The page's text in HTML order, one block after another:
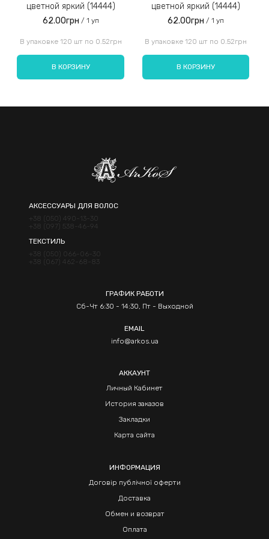
цветной яркий (14444)
62.00грн / 1 уп
В упаковке 120 шт по 0.52грн
В КОРЗИНУ
цветной яркий (14444)
62.00грн / 1 уп
В упаковке 120 шт по 0.52грн
В КОРЗИНУ
АКСЕССУАРЫ ДЛЯ ВОЛОС
+38 (050) 490-13-30
+38 (097) 538-46-94
ТЕКСТИЛЬ
+38 (050) 066-06-30
+38 (067) 462-68-83
ГРАФИК РАБОТИ
Сб-Чт 6:30 - 14:30, Пт - Выходной
EMAIL
info@arkos.ua
АККАУНТ
Личный Кабинет
История заказов
Закладки
Карта сайта
ИНФОРМАЦИЯ
Договір публічної оферти
Доставка
Обмен и возврат
Оплата